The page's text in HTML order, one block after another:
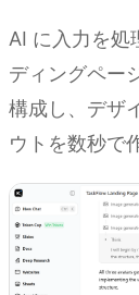
AI に入力を処
ディングペー
構成し、デザ
ウトを数秒で